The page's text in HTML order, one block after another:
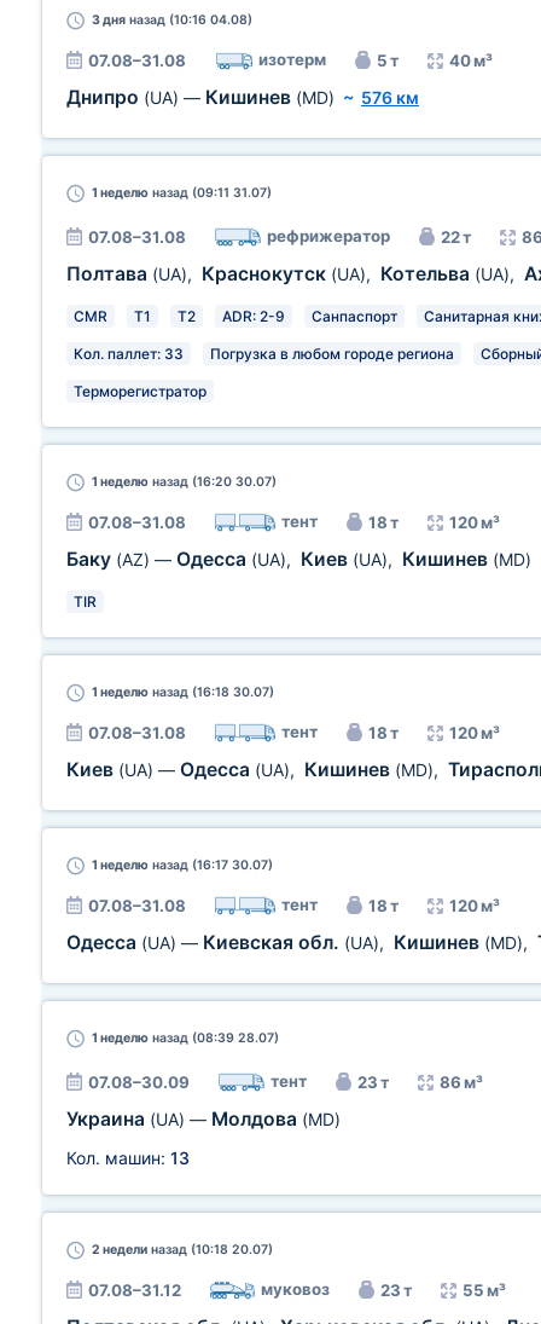
3 дня назад (10:16 04.08)
07.08–31.08 изотерм 5 т 40 м³
Днипро (UA) — Кишинев (MD) ~ 576 км
1 неделю назад (09:11 31.07)
07.08–31.08 рефрижератор 22 т
Полтава (UA), Краснокутск (UA), Котельва (UA),
CMR T1 T2 ADR: 2-9 Санпаспорт Санитарная
Кол. паллет: 33 Погрузка в любом городе региона
Терморегистратор
1 неделю назад (16:20 30.07)
07.08–31.08 тент 18 т 120 м³
Баку (AZ) — Одесса (UA), Киев (UA), Кишинев (MD)
TIR
1 неделю назад (16:18 30.07)
07.08–31.08 тент 18 т 120 м³
Киев (UA) — Одесса (UA), Кишинев (MD),
1 неделю назад (16:17 30.07)
07.08–31.08 тент 18 т 120 м³
Одесса (UA) — Киевская обл. (UA), Кишинев (MD),
1 неделю назад (08:39 28.07)
07.08–30.09 тент 23 т 86 м³
Украина (UA) — Молдова (MD)
Кол. машин: 13
2 недели назад (10:18 20.07)
07.08–31.12 муковоз 23 т 55 м³